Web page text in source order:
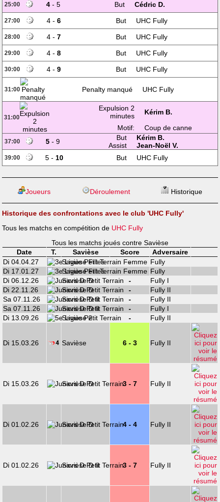
25:00 4- 5 But Cédric D.
27:00 4 - 6 But UHC Fully
28:00 4 - 7 But UHC Fully
29:00 4 - 8 But UHC Fully
30:00 4 - 9 But UHC Fully
31:00 Penalty manqué UHC Fully
31:00
Expulsion 2
minutes
Kérim B.
Motif:
Coup de canne
37:00 5 - 9 But
Kérim B.
Assist
Jean-Noël V.
39:00 5 - 10 But UHC Fully
Joueurs Déroulement Historique
Historique des confrontations avec le club 'UHC Fully'
Tous les matchs en compétition de UHC Fully
Tous les matchs joués contre Savièse
Date
T. Savièse Score
Adversaire
Di 04.04.27
Savièse Filles -
Fully
Di 17.01.27
Savièse Filles -
Fully
Di 06.12.26
Savièse D -
Fully I
Di 22.11.26
Savièse D -
Fully II
Sa 07.11.26
Savièse D II -
Fully II
Sa 07.11.26
Savièse D II -
Fully I
Di 13.09.26
Savièse 2 - Fully II
Di 15.03.26 Savièse 6 - 3 Fully II
Di 15.03.26 Savièse D 3 - 7 Fully II
Di 01.02.26 Savièse D 4 - 4 Fully II
Di 01.02.26 Savièse D II 3 - 7 Fully II